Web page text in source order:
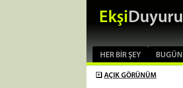
EkşiDuyuru
HER BIR ŞEY BUGÜN
AÇIK GÖRÜNÜM